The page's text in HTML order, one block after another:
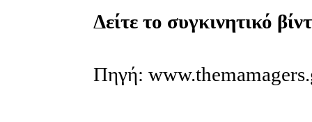
Δείτε το συγκινητικό
Πηγή: